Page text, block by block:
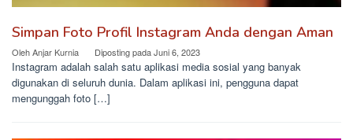
Simpan Foto Profil Instagram Anda dengan Aman
OlehAnjar Kurnia Diposting padaJuni 6, 2023
Instagram adalah salah satu aplikasi media sosial yang banyak
digunakan di seluruh dunia. Dalam aplikasi ini, pengguna dapat
mengunggah foto […]